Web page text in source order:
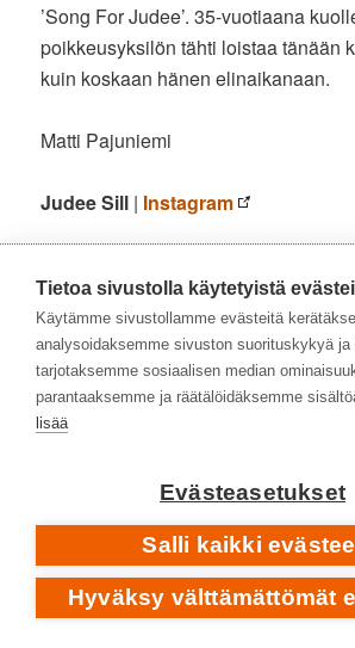
’Song For Judee’. 35-vuotiaana
poikkeusyksilön tähti loistaa tänään
kuin koskaan hänen elinaikanaan.
Matti Pajuniemi
Judee Sill | Instagram
Anki1945–2007• Monipuolinen
Astrid Swan– vaikuttava debyytti 20
[2005•2025]
Bob Dylan– täydellisen keskeneräinen
Portrait
runsaudensarvi • Buffalo Springfield
Offering Ticket To Ride
Lovelines[1989]
Draama-Helmion ääni pään sisällä •
Tietoa sivustolla käytetyistä
Käytämme sivustollamme evästeitä
analysoidaksemme sivuston suorituskykyä ja
tarjotaksemme sosiaalisen median
parantaaksemme ja räätälöidäksemme
lisää
Evästeasetukset
Salli kaikki
Hyväksy välttämättömät